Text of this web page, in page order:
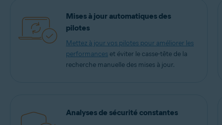
Mises à jour automatiques des
pilotes
Mettez à jour vos pilotes pour améliorer les
performances et éviter le casse-tête de la
recherche manuelle des mises à jour.
Analyses de sécurité constantes